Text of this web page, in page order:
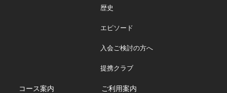
歴史
エピソード
入会ご検討の方へ
提携クラブ
コース案内 ご利用案内